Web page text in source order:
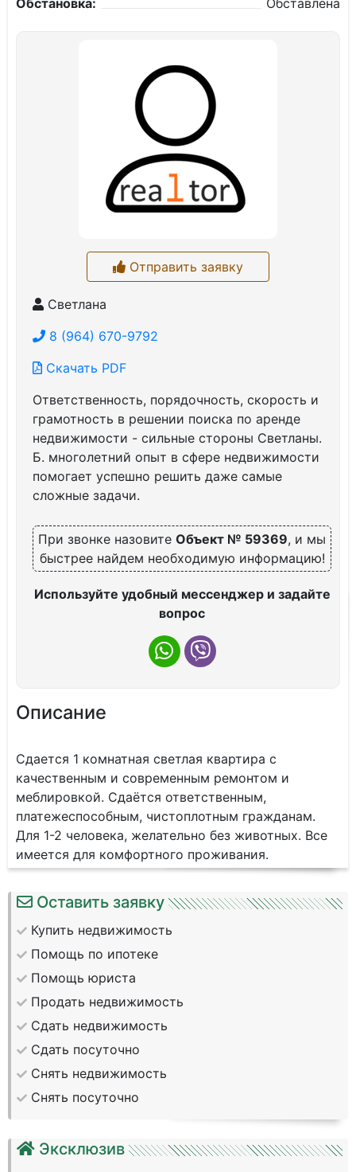
Обстановка:
Обставлена
Отправить заявку
Светлана
8 (964) 670-9792
Скачать PDF
Ответственность, порядочность, скорость и
грамотность в решении поиска по аренде
недвижимости - сильные стороны Светланы.
Б. многолетний опыт в сфере недвижимости
помогает успешно решить даже самые
сложные задачи.
При звонке назовите Объект № 59369, и мы
быстрее найдем необходимую информацию!
Используйте удобный мессенджер и задайте
вопрос
Описание
Сдается 1 комнатная светлая квартира с
качественным и современным ремонтом и
меблировкой. Сдаётся ответственным,
платежеспособным, чистоплотным гражданам.
Для 1-2 человека, желательно без животных. Все
имеется для комфортного проживания.
Оставить заявку
Купить недвижимость
Помощь по ипотеке
Помощь юриста
Продать недвижимость
Сдать недвижимость
Сдать посуточно
Снять недвижимость
Снять посуточно
Эксклюзив